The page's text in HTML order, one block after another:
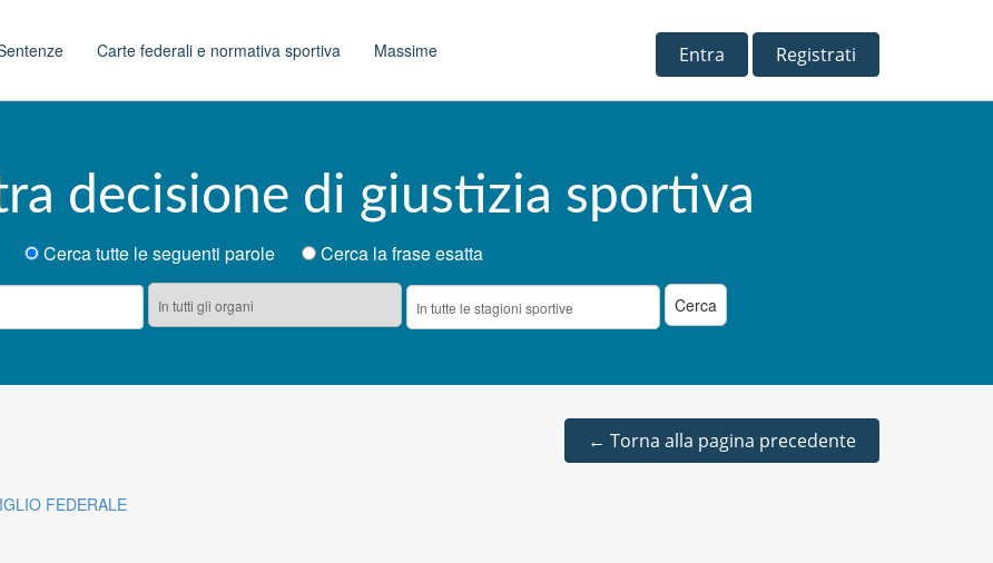
Carte federali e normativa sportiva Massime Entra Registrati
decisione di giustizia sportiva
Cerca tutte le seguenti parole
Cerca la frase esatta
← Torna alla pagina precedente
FEDERALE